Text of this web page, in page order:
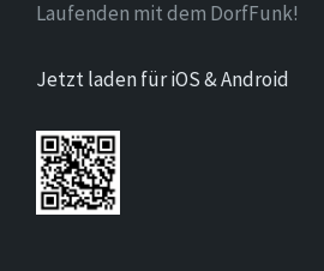
Laufenden mit dem DorfFunk!
Jetzt laden für iOS & Android